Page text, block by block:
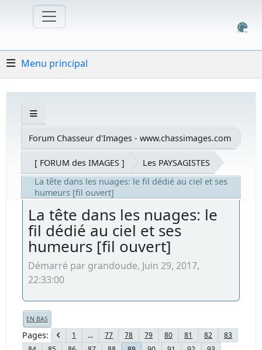
Menu principal
Forum Chasseur d'Images - www.chassimages.com
[ FORUM des IMAGES ]
Les PAYSAGISTES
La tête dans les nuages: le fil dédié au ciel et ses
humeurs [fil ouvert]
La tête dans les nuages: le
fil dédié au ciel et ses
humeurs [fil ouvert]
Démarré par grandoude, Juin 29, 2017,
22:33:00
EN BAS
Pages 1 ... 77 78 79 80 81 82
83